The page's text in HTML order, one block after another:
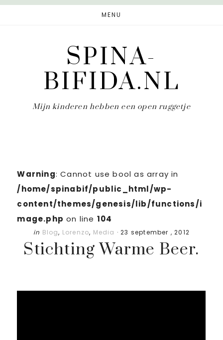
Door
Spring
MENU
SPINA-
BIFIDA.NL
Mijn kinderen hebben een open ruggetje
Warning: Cannot use bool as array in
/home/spinabif/public_html/wp-
content/themes/genesis/lib/functions/i
mage.php on line 104
in Blog, Lorenzo, Media ·23 september , 2012
Stichting Warme Beer.